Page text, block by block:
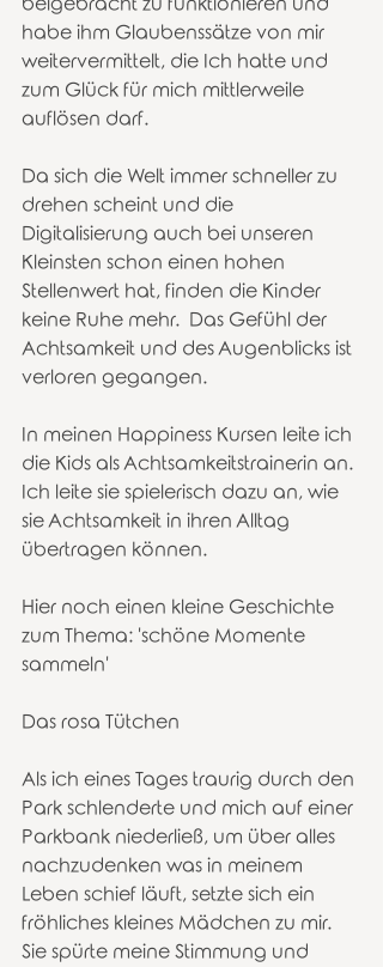
habe ihm Glaubenssätze von mir
weitervermittelt, die Ich hatte und
zum Glück für mich mittlerweile
auflösen darf.
Da sich die Welt immer schneller zu
drehen scheint und die
Digitalisierung auch bei unseren
Kleinsten schon einen hohen
Stellenwert hat, finden die Kinder
keine Ruhe mehr.  Das Gefühl der
Achtsamkeit und des Augenblicks ist
verloren gegangen.
In meinen Happiness Kursen leite ich
die Kids als Achtsamkeitstrainerin an.
Ich leite sie spielerisch dazu an, wie
sie Achtsamkeit in ihren Alltag
übertragen können.
Hier noch einen kleine Geschichte
zum Thema: 'schöne Momente
sammeln'
Das rosa Tütchen
Als ich eines Tages traurig durch den
Park schlenderte und mich auf einer
Parkbank niederließ, um über alles
nachzudenken was in meinem
Leben schief läuft, setzte sich ein
fröhliches kleines Mädchen zu mir.
Sie spürte meine Stimmung und